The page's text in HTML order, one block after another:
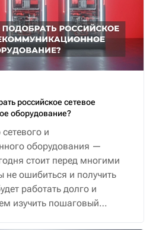
российское сетевое
оборудование?
и
оборудования —
стоит перед многими
ошибиться и получить
работать долго и
изучить пошаговый